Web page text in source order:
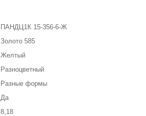
ПАНДЦ1К 15-356-6-Ж
Золото 585
Желтый
Разноцветный
Разные формы
Да
8,18